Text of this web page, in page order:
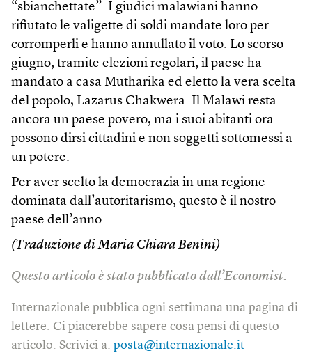
“sbianchettate”. I giudici malawiani hanno
rifiutato le valigette di soldi mandate loro per
corromperli e hanno annullato il voto. Lo scorso
giugno, tramite elezioni regolari, il paese ha
mandato a casa Mutharika ed eletto la vera scelta
del popolo, Lazarus Chakwera. Il Malawi resta
ancora un paese povero, ma i suoi abitanti ora
possono dirsi cittadini e non soggetti sottomessi a
un potere.
Per aver scelto la democrazia in una regione
dominata dall’autoritarismo, questo è il nostro
paese dell’anno.
(Traduzione di Maria Chiara Benini)
Questo articolo è stato pubblicato dall’Economist.
Internazionale pubblica ogni settimana una pagina di
lettere. Ci piacerebbe sapere cosa pensi di questo
articolo. Scrivici a: posta@internazionale.it